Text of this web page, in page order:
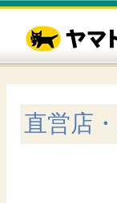
直営店